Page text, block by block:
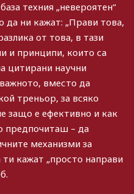
техния „невероятен“
да ни кажат: „Прави това,
от това, в тази
и принципи, които са
цитирани научни
вместо да
треньор, за всяко
защо е ефективно и как
предпочиташ – да
механизми за
кажат „просто направи